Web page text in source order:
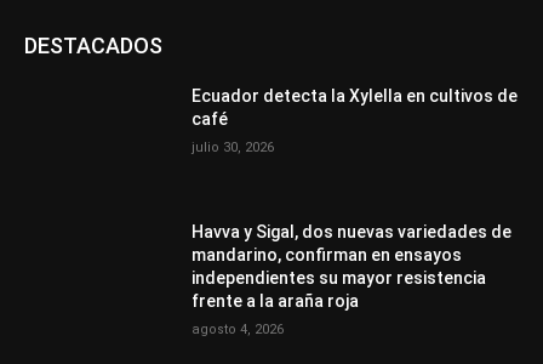
DESTACADOS
Ecuador detecta la Xylella en cultivos de
café
julio 30, 2026
Havva y Sigal, dos nuevas variedades de
mandarino, confirman en ensayos
independientes su mayor resistencia
frente a la araña roja
agosto 4, 2026